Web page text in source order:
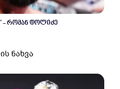
- რომან დოლიძე
ნახვა